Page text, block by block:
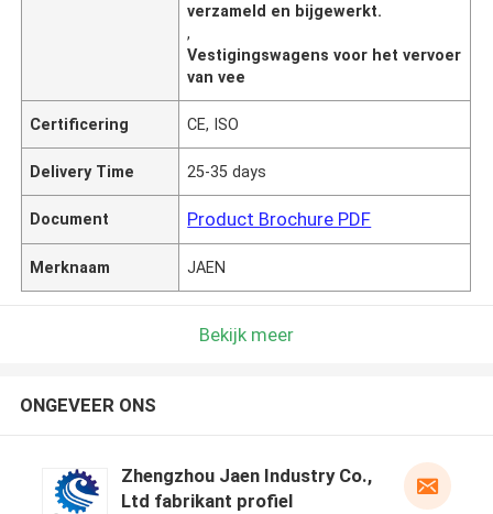
verzameld en bijgewerkt.
,
Vestigingswagens voor het vervoer
van vee
Certificering CE, ISO
Delivery Time 25-35 days
Document Product Brochure PDF
Merknaam JAEN
Bekijk meer
ONGEVEER ONS
Zhengzhou Jaen Industry Co.,
Ltd fabrikant profiel